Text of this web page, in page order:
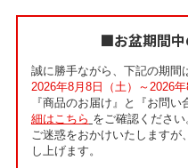
■お盆期間
誠に勝手ながら、下記の期間
2026年8月8日（土）～2026年
『商品のお届け』と『お問
細はこちら をご確認ください
ご迷惑をおかけいたしますが
し上げます。